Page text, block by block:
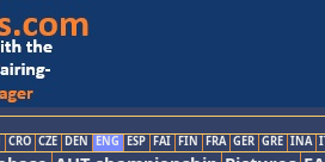
CRO CZE DEN ENG ESP FAI FIN FRA GER GRE INA